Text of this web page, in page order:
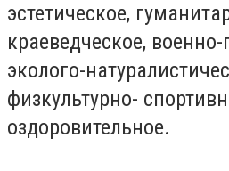
эстетическое,
краеведческое,
эколого-
физкультурно-
оздоровительное.